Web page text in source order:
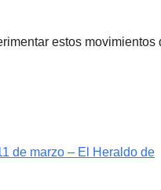
estos movimientos
de marzo – El Heraldo de